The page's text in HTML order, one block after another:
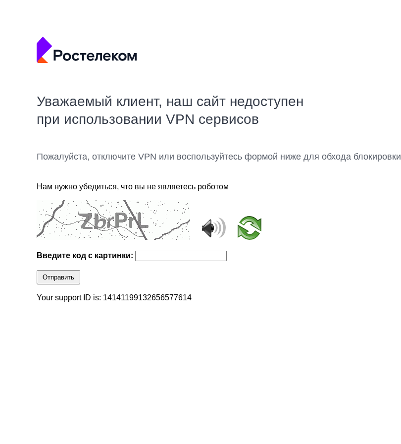
Уважаемый клиент, наш сайт недоступен
при использовании VPN сервисов
Пожалуйста, отключите VPN или воспользуйтесь формой ниже для обхода блокировки
Нам нужно убедиться, что вы не являетесь роботом
Введите код с картинки:
Отправить
Your support ID is: 14141199132656577614